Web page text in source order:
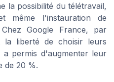
la possibilité du télétravail,
même l'instauration de
Google France, par
la liberté de choisir leurs
permis d'augmenter leur
de 20 %.